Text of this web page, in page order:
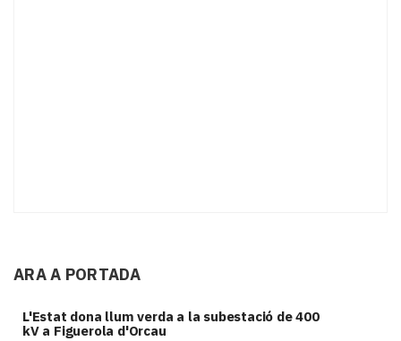
ARA A PORTADA
L'Estat dona llum verda a la subestació de 400
kV a Figuerola d'Orcau